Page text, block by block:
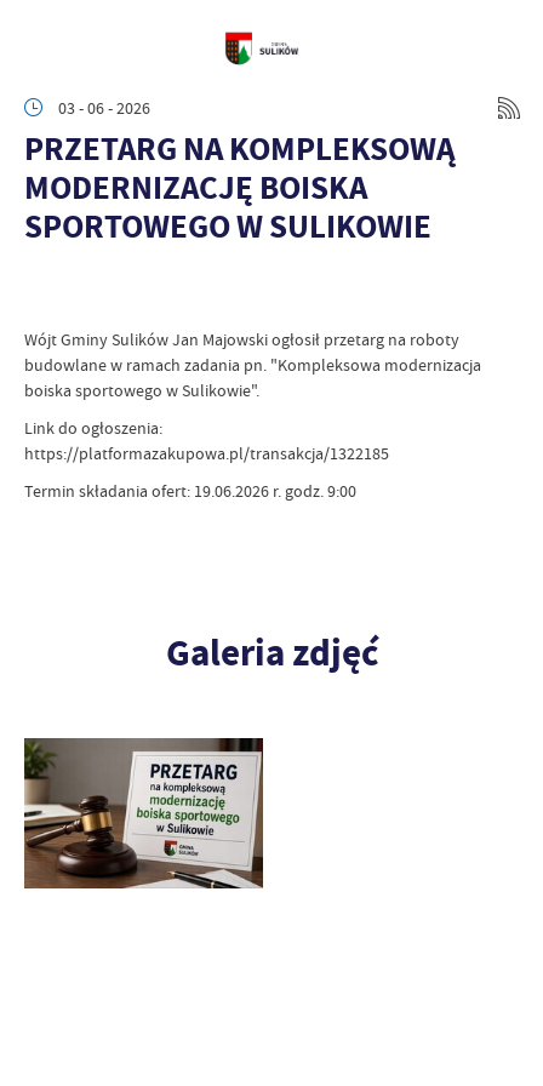
03 - 06 - 2026
PRZETARG NA KOMPLEKSOWĄ
MODERNIZACJĘ BOISKA
SPORTOWEGO W SULIKOWIE
Wójt Gminy Sulików Jan Majowski ogłosił przetarg na roboty
budowlane w ramach zadania pn. "Kompleksowa modernizacja
boiska sportowego w Sulikowie".
Link do ogłoszenia:
https://platformazakupowa.pl/transakcja/1322185
Termin składania ofert: 19.06.2026 r. godz. 9:00
Galeria zdjęć